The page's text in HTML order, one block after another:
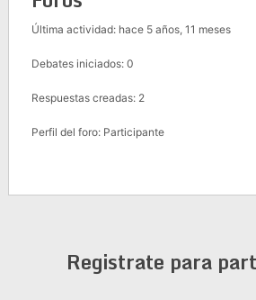
Última actividad: hace 5 años, 11 meses
Debates iniciados: 0
Respuestas creadas: 2
Perfil del foro: Participante
Registrate para